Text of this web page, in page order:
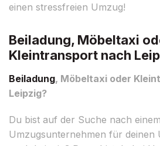
einen stressfreien Umzug!
Beiladung, Möbeltaxi
Kleintransport nach
Beiladung, Möbeltaxi oder
Leipzig?
Du bist auf der Suche nach
Umzugsunternehmen für deinen